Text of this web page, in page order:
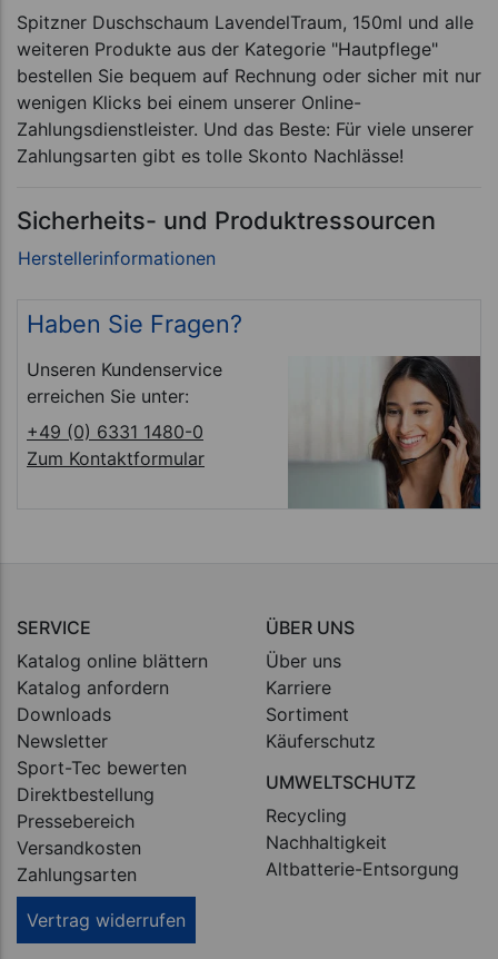
Spitzner Duschschaum LavendelTraum, 150ml und alle
weiteren Produkte aus der Kategorie "Hautpflege"
bestellen Sie bequem auf Rechnung oder sicher mit nur
wenigen Klicks bei einem unserer Online-
Zahlungsdienstleister. Und das Beste: Für viele unserer
Zahlungsarten gibt es tolle Skonto Nachlässe!
Sicherheits- und Produktressourcen
Haben Sie Fragen?
Unseren Kundenservice
erreichen Sie unter:
+49 (0) 6331 1480-0
Zum Kontaktformular
SERVICE
Katalog online blättern
Katalog anfordern
Downloads
Newsletter
Sport-Tec bewerten
Direktbestellung
Pressebereich
Versandkosten
Zahlungsarten
Vertrag widerrufen
ÜBER UNS
Über uns
Karriere
Sortiment
Käuferschutz
UMWELTSCHUTZ
Recycling
Nachhaltigkeit
Altbatterie-Entsorgung